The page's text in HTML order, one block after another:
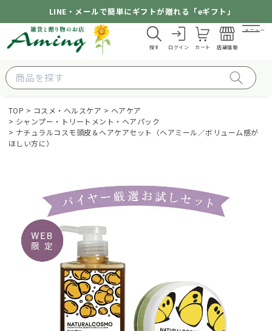
LINE・メールで簡単にギフトが贈れる「eギフト」
探す ログイン カート 店舗情報
メニュー
TOP コスメ・ヘルスケア
ヘアケア
シャンプー・トリートメント・ヘアパック
ナチュラルコスモ頭皮＆ヘアケアセット（ヘアミール／ボリューム感が
ほしい方に）